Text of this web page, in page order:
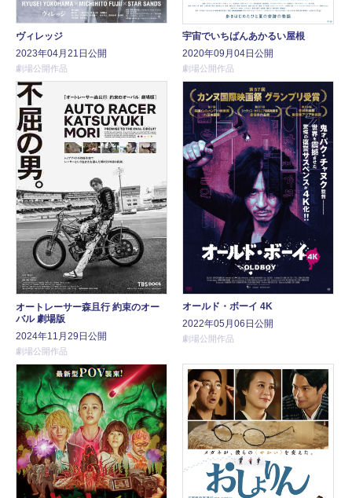
ヴィレッジ
2023年04月21日公開
劇場公開作品
宇宙でいちばんあかるい屋根
2020年09月04日公開
劇場公開作品
オートレーサー森且行 約束のオー
バル 劇場版
2024年11月29日公開
劇場公開作品
オールド・ボーイ 4K
2022年05月06日公開
劇場公開作品